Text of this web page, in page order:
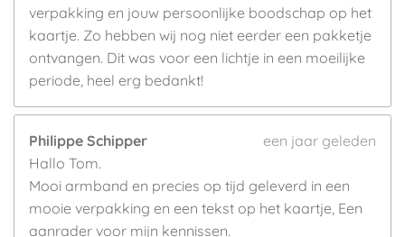
verpakking en jouw persoonlijke boodschap op het
kaartje. Zo hebben wij nog niet eerder een pakketje
ontvangen. Dit was voor een lichtje in een moeilijke
periode, heel erg bedankt!
Philippe Schipper
een jaar geleden
Hallo Tom.
Mooi armband en precies op tijd geleverd in een
mooie verpakking en een tekst op het kaartje, Een
aanrader voor mijn kennissen.